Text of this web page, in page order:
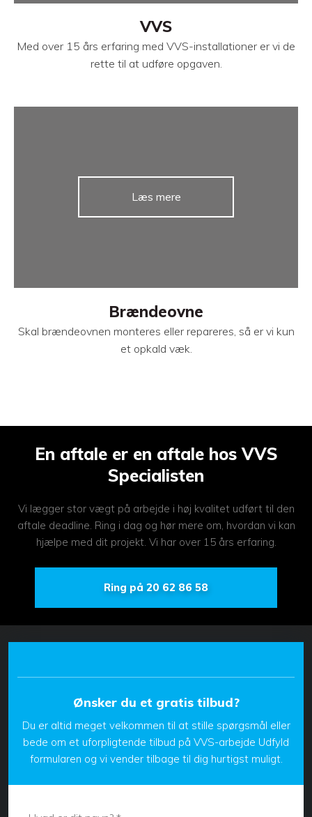
VVS
Med over 15 års erfaring med VVS-installationer er vi de
rette til at udføre opgaven.
Læs mere
Brændeovne
Skal brændeovnen monteres eller repareres, så er vi kun
et opkald væk.
En aftale er en aftale hos VVS
Specialisten
​Vi lægger stor vægt på arbejde i høj kvalitet udført til den
aftale deadline. Ring i dag og hør mere om, hvordan vi kan
hjælpe med dit projekt. Vi har over 15 års erfaring.
Ring på 20 62 86 58
​Ønsker du et gratis tilbud?
Du er altid meget velkommen til at stille spørgsmål eller
bede om et uforpligtende tilbud på VVS-arbejde Udfyld
formularen og vi vender tilbage til dig hurtigst muligt.